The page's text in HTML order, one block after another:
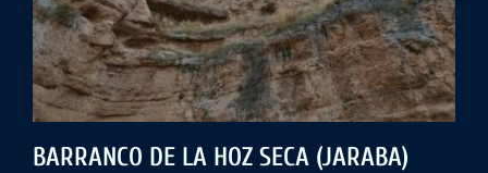
BARRANCO DE LA HOZ SECA (JARABA)